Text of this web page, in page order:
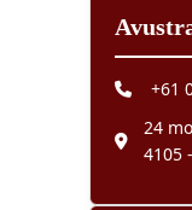
+61
24
4105